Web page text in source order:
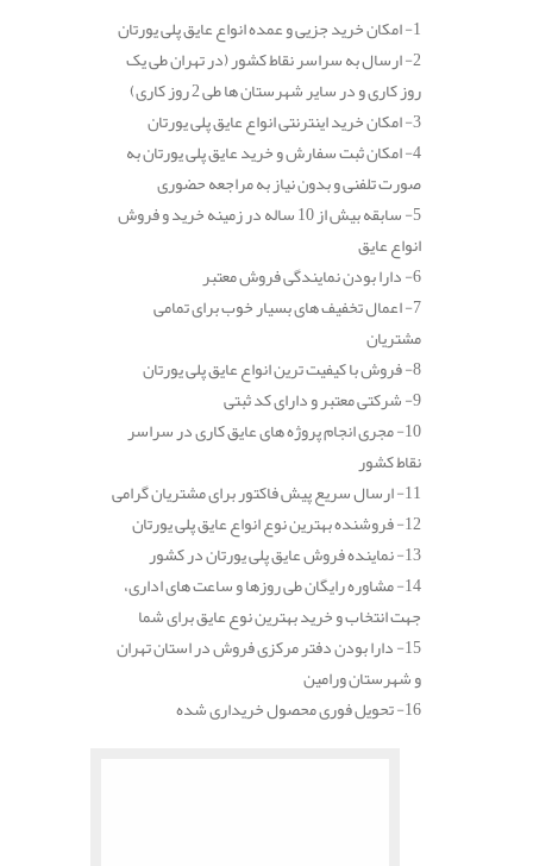
1- امکان خرید جزیی و عمده انواع عایق پلی یورتان
2- ارسال به سراسر نقاط کشور (در تهران طی یک
روز کاری و در سایر شهرستان ها طی 2 روز کاری)
3- امکان خرید اینترنتی انواع عایق پلی یورتان
4- امکان ثبت سفارش و خرید عایق پلی یورتان به
صورت تلفنی و بدون نیاز به مراجعه حضوری
5- سابقه بیش از 10 ساله در زمینه خرید و فروش
انواع عایق
6- دارا بودن نمایندگی فروش معتبر
7- اعمال تخفیف های بسیار خوب برای تمامی
مشتریان
8- فروش با کیفیت ترین انواع عایق پلی یورتان
9- شرکتی معتبر و دارای کد ثبتی
10- مجری انجام پروژه های عایق کاری در سراسر
نقاط کشور
11- ارسال سریع پیش فاکتور برای مشتریان گرامی
12- فروشنده بهترین نوع انواع عایق پلی یورتان
13- نماینده فروش عایق پلی یورتان در کشور
14- مشاوره رایگان طی روزها و ساعت های اداری،
جهت انتخاب و خرید بهترین نوع عایق برای شما
15- دارا بودن دفتر مرکزی فروش در استان تهران
و شهرستان ورامین
16- تحویل فوری محصول خریداری شده